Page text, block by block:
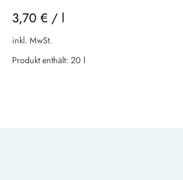
3,70 € / l
inkl. MwSt.
Produkt enthält: 20 l